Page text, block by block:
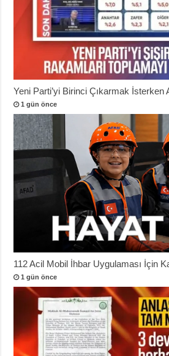
Yeni Parti’yi Birinci Çıkarmak İsterken
1 gün önce
112 Acil Mobil İhbar Uygulaması İçin
1 gün önce